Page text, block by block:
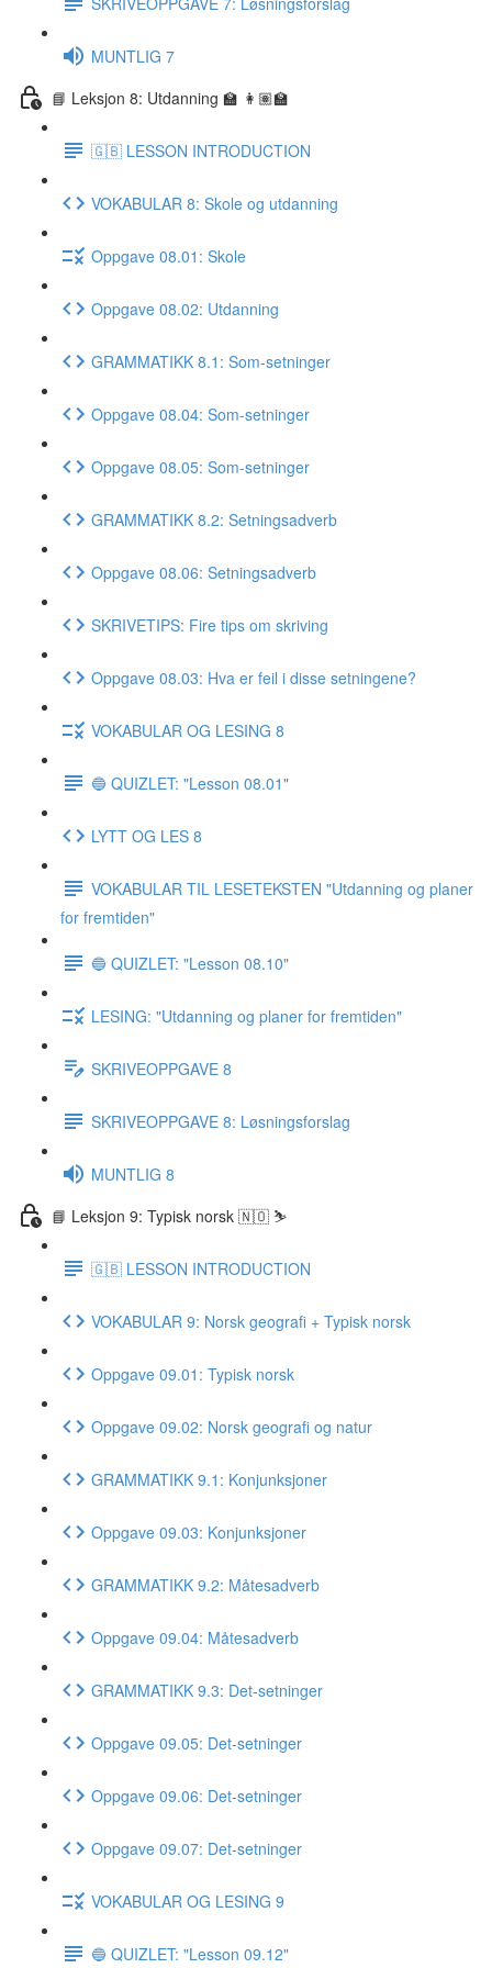
MUNTLIG 7
📘 Leksjon 8: Utdanning 🏫 👩🏽‍🏫
🇬🇧 LESSON INTRODUCTION
VOKABULAR 8: Skole og utdanning
Oppgave 08.01: Skole
Oppgave 08.02: Utdanning
GRAMMATIKK 8.1: Som-setninger
Oppgave 08.04: Som-setninger
Oppgave 08.05: Som-setninger
GRAMMATIKK 8.2: Setningsadverb
Oppgave 08.06: Setningsadverb
SKRIVETIPS: Fire tips om skriving
Oppgave 08.03: Hva er feil i disse setningene?
VOKABULAR OG LESING 8
🔵 QUIZLET: "Lesson 08.01"
LYTT OG LES 8
VOKABULAR TIL LESETEKSTEN "Utdanning og planer
for fremtiden"
🔵 QUIZLET: "Lesson 08.10"
LESING: "Utdanning og planer for fremtiden"
SKRIVEOPPGAVE 8
SKRIVEOPPGAVE 8: Løsningsforslag
MUNTLIG 8
📘 Leksjon 9: Typisk norsk 🇳🇴 ⛷
🇬🇧 LESSON INTRODUCTION
VOKABULAR 9: Norsk geografi + Typisk norsk
Oppgave 09.01: Typisk norsk
Oppgave 09.02: Norsk geografi og natur
GRAMMATIKK 9.1: Konjunksjoner
Oppgave 09.03: Konjunksjoner
GRAMMATIKK 9.2: Måtesadverb
Oppgave 09.04: Måtesadverb
GRAMMATIKK 9.3: Det-setninger
Oppgave 09.05: Det-setninger
Oppgave 09.06: Det-setninger
Oppgave 09.07: Det-setninger
VOKABULAR OG LESING 9
🔵 QUIZLET: "Lesson 09.12"